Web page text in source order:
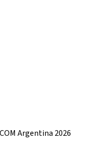
Argentina 2026